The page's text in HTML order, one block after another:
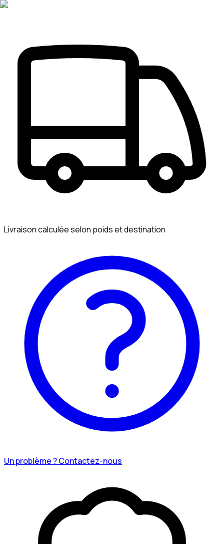
Livraison calculée selon poids et destination
Un problème ? Contactez-nous